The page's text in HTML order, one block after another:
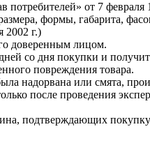
от 7
формы, габарита,
2002 г.)
доверенным лицом.
со дня покупки и
повреждения товара.
надорвана или смята,
после проведения
подтверждающих